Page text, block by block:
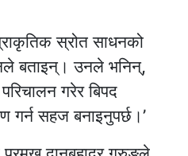
स्रोत साधनको
बताइन्। उनले भनिन्,
गरेर बिपद
गर्न सहज बनाइनुपर्छ।’